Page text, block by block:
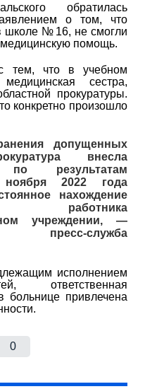
обратилась
о том, что
школе № 16, не смогли
помощь.
тем, что в учебном
сестра,
прокуратуры.
конкретно произошло
допущенных
внесла
по результатам
2022 года
нахождение
работника
учреждении, —
служба
исполнением
ответственная
больнице привлечена
0